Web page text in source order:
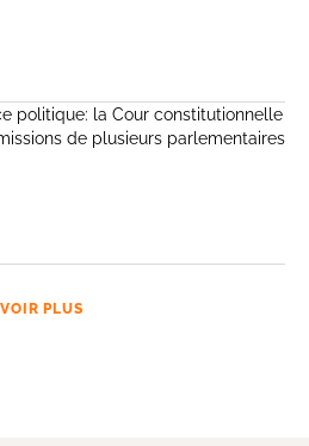
politique: la Cour constitutionnelle
de plusieurs parlementaires
VOIR PLUS